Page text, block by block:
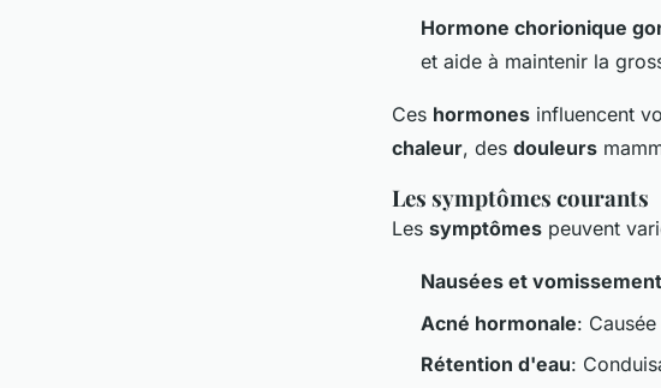
Hormone chorionique
et aide à maintenir la
Ces hormones influencent
chaleur, des douleurs
Les symptômes courants
Les symptômes peuvent
Nausées et
Acné hormonale:
Rétention d'eau: